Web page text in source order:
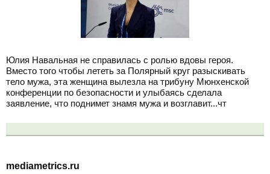
Юлия Навальная не справилась с ролью вдовы героя.
Вместо того чтобы лететь за Полярный круг разыскивать
тело мужа, эта женщина вылезла на трибуну Мюнхенской
конференции по безопасности и улыбаясь сделала
заявление, что поднимет знамя мужа и возглавит...чт
mediametrics.ru